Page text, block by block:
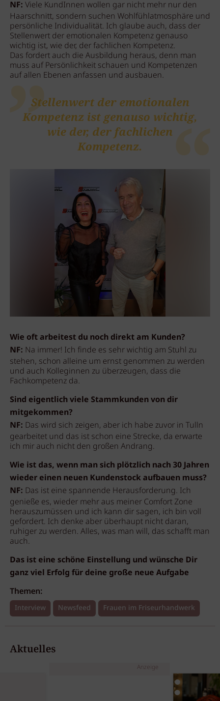
NF: Viele KundInnen wollen gar nicht mehr nur den
Haarschnitt, sondern suchen Wohlfühlatmosphäre und
persönliche Individualität. Ich glaube auch, dass der
Stellenwert der emotionalen Kompetenz genauso
wichtig ist, wie der, der fachlichen Kompetenz.
Das fordert auch die Ausbildung heraus, denn man
muss auf Persönlichkeit schauen und Kompetenzen
auf allen Ebenen anfassen und ausbauen.
Stellenwert der emotionalen
Kompetenz ist genauso wichtig,
wie der, der fachlichen
Kompetenz.
Wie oft arbeitest du noch direkt am Kunden?
NF: Na immer! Ich finde es sehr wichtig am Stuhl zu
stehen, schon alleine um ernst genommen zu werden
und auch Kolleginnen zu überzeugen, dass die
Fachkompetenz da.
Sind eigentlich viele Stammkunden von dir
mitgekommen?
NF: Das wird sich zeigen, aber ich habe zuvor in Tulln
gearbeitet und das ist schon eine Strecke, da erwarte
ich mir auch nicht den großen Andrang.
Wie ist das, wenn man sich plötzlich nach 30 Jahren
wieder einen neuen Kundenstock aufbauen muss?
NF: Das ist eine spannende Herausforderung. Ich
genieße es, wieder mehr aus meiner Comfort Zone
herauszumüssen und ich kann dir sagen, ich bin voll
gefordert. Ich denke aber überhaupt nicht daran,
ruhiger zu werden. Alles, was man will, das schafft man
auch.
Das ist eine schöne Einstellung und wünsche Dir
ganz viel Erfolg für deine große neue Aufgabe
Themen:
Interview Newsfeed Frauen im Friseurhandwerk
Aktuelles
Anzeige